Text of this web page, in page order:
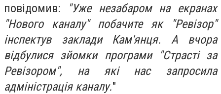
повідомив:
"Уже незабаром на екранах
"Нового каналу" побачите як "Ревізор"
інспектув заклади Кам'янця. А вчора
відбулися зйомки програми "Страсті за
Ревізором", на які нас запросила
адміністрація каналу."